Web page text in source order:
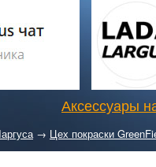
Аксессуары
→ Цех покраски